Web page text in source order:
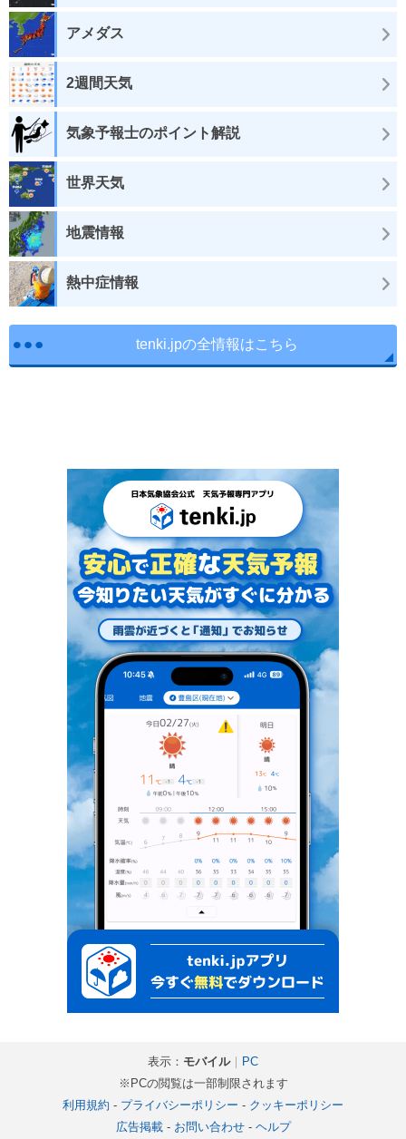
アメダス
2週間天気
気象予報士のポイント解説
世界天気
地震情報
熱中症情報
tenki.jpの全情報はこちら
表示： モバイル｜ PC
※PCの閲覧は一部制限されます
利用規約 - プライバシーポリシー - クッキーポリシー
広告掲載- お問い合わせ- ヘルプ